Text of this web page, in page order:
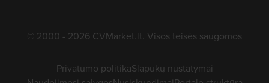
© 2000 - 2026 CVMarket.lt. Visos teisės saugomos
Privatumo politikaSlapukų nustatymai